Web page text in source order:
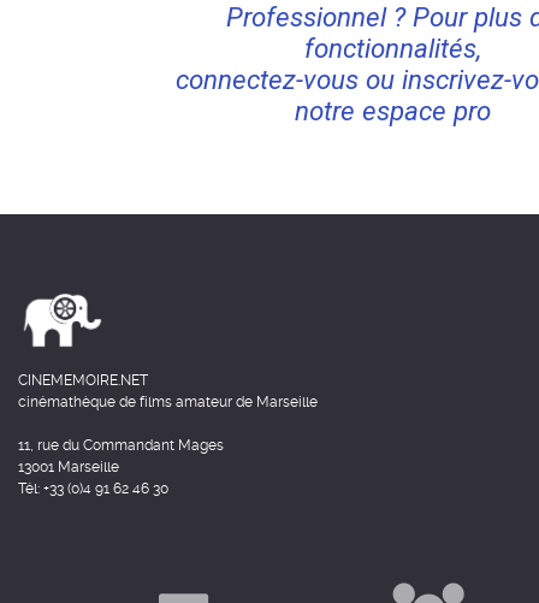
Professionnel ? Pour plus
fonctionnalités,
connectez-vous ou inscrivez-
notre espace pro
CINEMEMOIRE.NET
cinémathèque de films amateur de Marseille
11, rue du Commandant Mages
13001 Marseille
Tél: +33 (0)4 91 62 46 30